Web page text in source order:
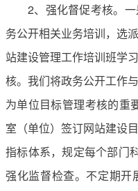
2、强化督促考核。
务公开相关业务培训，选
站建设管理工作培训班学
核。我们将政务公开工作
为单位目标管理考核的重
室（单位）签订网站建设
指标体系，规定每个部门
强化监督检查。不定期开